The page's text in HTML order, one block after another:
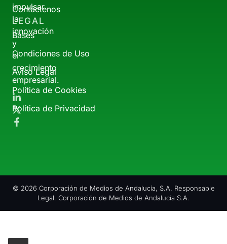
impulsar
la
innovación
y
el
crecimiento
empresarial.
Contáctenos
LEGAL
Bases
Condiciones de Uso
Aviso Legal
Política de Cookies
Política de Privacidad
© 2026 Corporación de Medios de Andalucía, S.A. Responsable
Legal. Corporación de Medios de Andalucía S.A.